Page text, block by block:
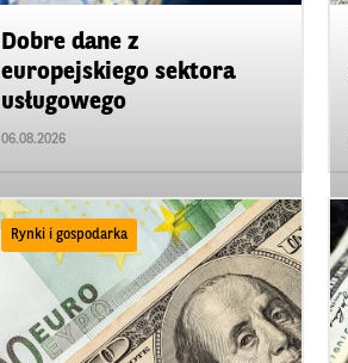
Dobre dane z
europejskiego sektora
usługowego
06.08.2026
Rynki i gospodarka